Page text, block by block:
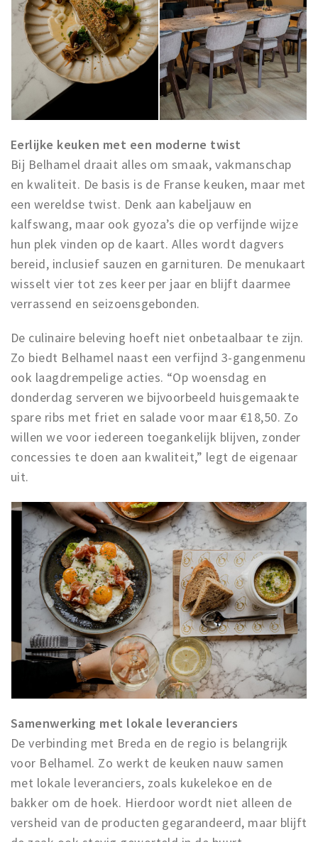
Eerlijke keuken met een moderne twist
Bij Belhamel draait alles om smaak, vakmanschap
en kwaliteit. De basis is de Franse keuken, maar met
een wereldse twist. Denk aan kabeljauw en
kalfswang, maar ook gyoza’s die op verfijnde wijze
hun plek vinden op de kaart. Alles wordt dagvers
bereid, inclusief sauzen en garnituren. De menukaart
wisselt vier tot zes keer per jaar en blijft daarmee
verrassend en seizoensgebonden.
De culinaire beleving hoeft niet onbetaalbaar te zijn.
Zo biedt Belhamel naast een verfijnd 3-gangenmenu
ook laagdrempelige acties. “Op woensdag en
donderdag serveren we bijvoorbeeld huisgemaakte
spare ribs met friet en salade voor maar €18,50. Zo
willen we voor iedereen toegankelijk blijven, zonder
concessies te doen aan kwaliteit,” legt de eigenaar
uit.
Samenwerking met lokale leveranciers
De verbinding met Breda en de regio is belangrijk
voor Belhamel. Zo werkt de keuken nauw samen
met lokale leveranciers, zoals kukelekoe en de
bakker om de hoek. Hierdoor wordt niet alleen de
versheid van de producten gegarandeerd, maar blijft